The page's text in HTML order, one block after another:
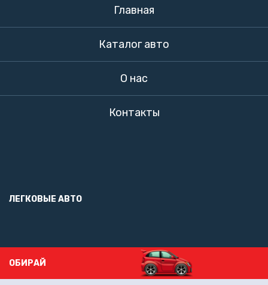
Главная
Каталог авто
О нас
Контакты
ЛЕГКОВЫЕ АВТО
ОБИРАЙ